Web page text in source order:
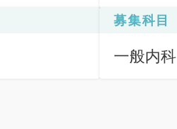
募集科目
一般内科